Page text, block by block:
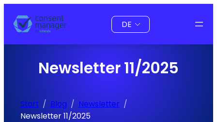
Inhalt
springen
Sprache
auswählen
Newsletter 11/2025
Start Blog
Newsletter
Newsletter 11/2025